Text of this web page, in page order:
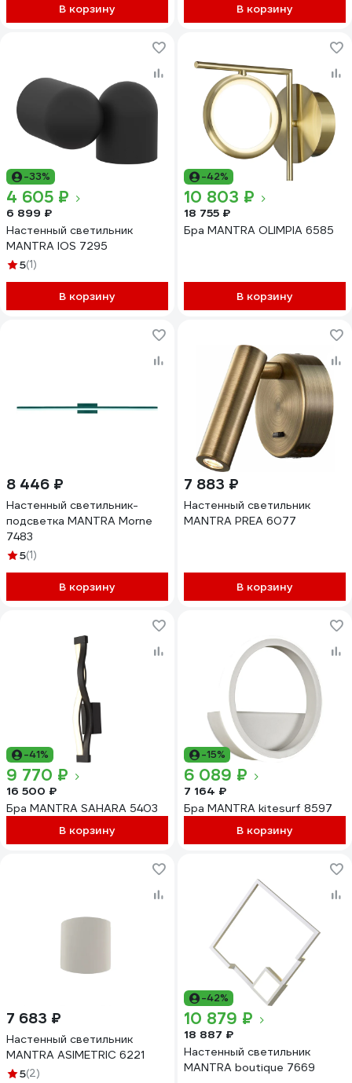
В корзину В корзину
-33%
4 605 ₽
6 899 ₽
Настенный светильник
MANTRA IOS 7295
5(1)
В корзину
-42%
10 803 ₽
18 755 ₽
Бра MANTRA OLIMPIA 6585
В корзину
8 446 ₽
Настенный светильник-
подсветка MANTRA Morne
7483
5(1)
В корзину
7 883 ₽
Настенный светильник
MANTRA PREA 6077
В корзину
-41%
9 770 ₽
16 500 ₽
Бра MANTRA SAHARA 5403
В корзину
-15%
6 089 ₽
7 164 ₽
Бра MANTRA kitesurf 8597
В корзину
7 683 ₽
Настенный светильник
MANTRA ASIMETRIC 6221
5(2)
-42%
10 879 ₽
18 887 ₽
Настенный светильник
MANTRA boutique 7669